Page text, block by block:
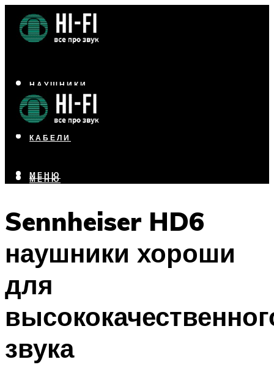
НАУШНИКИ
АКУСТИКА
УСИЛИТЕЛИ
КАБЕЛИ
МЕНЮ
МЕНЮ
Sennheiser HD6
наушники хороши
для
звука